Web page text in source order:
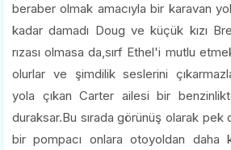
beraber olmak amacıyla bir karavan
kadar damadı Doug ve küçük kızı
rızası olmasa da,sırf Ethel'i mutlu
olurlar ve şimdilik seslerini
yola çıkan Carter ailesi bir
duraksar.Bu sırada görünüş olarak pek
bir pompacı onlara otoyoldan daha